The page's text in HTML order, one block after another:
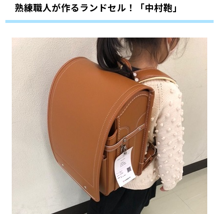
熟練職人が作るランドセル！「中村鞄」